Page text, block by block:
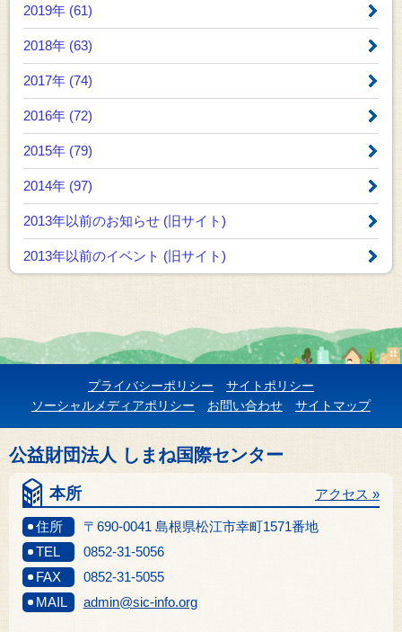
2019年 (61)
2018年 (63)
2017年 (74)
2016年 (72)
2015年 (79)
2014年 (97)
2013年以前のお知らせ (旧サイト)
2013年以前のイベント (旧サイト)
プライバシーポリシー
サイトポリシー
ソーシャルメディアポリシー
お問い合わせ サイトマップ
公益財団法人 しまね国際センター
本所
住所 〒690-0041 島根県松江市幸町1571番地
アクセス »
TEL
0852-31-5056
FAX
0852-31-5055
MAIL
admin@sic-info.org